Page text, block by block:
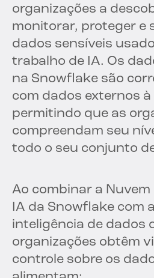
organizações a
monitorar, proteger e
dados sensíveis
trabalho de IA. Os
na Snowflake são
com dados externos
permitindo que as
compreendam seu
todo o seu conjunto
Ao combinar a Nuvem
IA da Snowflake com
inteligência de dados
organizações obtêm
controle sobre os